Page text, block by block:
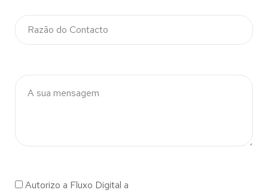
Autorizo a Fluxo Digital a